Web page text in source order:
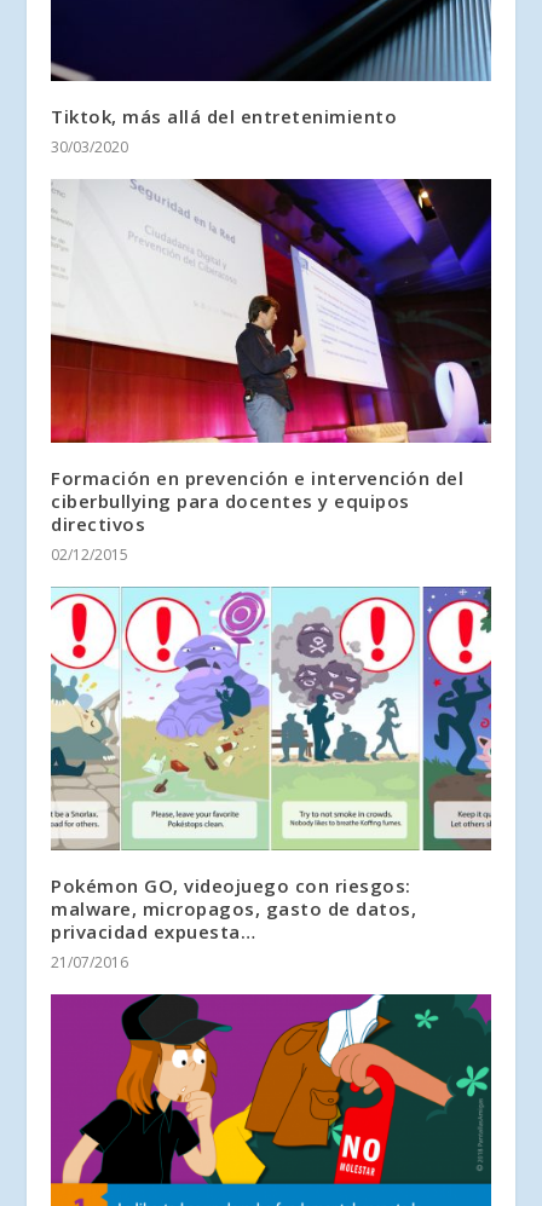
Tiktok, más allá del entretenimiento
30/03/2020
Formación en prevención e intervención del
ciberbullying para docentes y equipos
directivos
02/12/2015
Pokémon GO, videojuego con riesgos:
malware, micropagos, gasto de datos,
privacidad expuesta…
21/07/2016